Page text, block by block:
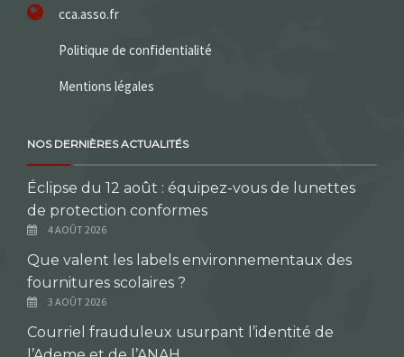
cca.asso.fr
Politique de confidentialité
Mentions légales
NOS DERNIÈRES ACTUALITÉS
Éclipse du 12 août : équipez-vous de lunettes
de protection conformes
4 AOÛT 2026
Que valent les labels environnementaux des
fournitures scolaires ?
3 AOÛT 2026
Courriel frauduleux usurpant l’identité de